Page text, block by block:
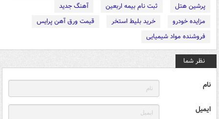
پرشین هتل
ثبت نام بیمه اربعین
آهنگ جدید
مزایده خودرو
خرید بلیط استخر
قیمت ورق آهن پرایس
فروشنده مواد شیمیایی
نظر شما
نام
ایمیل